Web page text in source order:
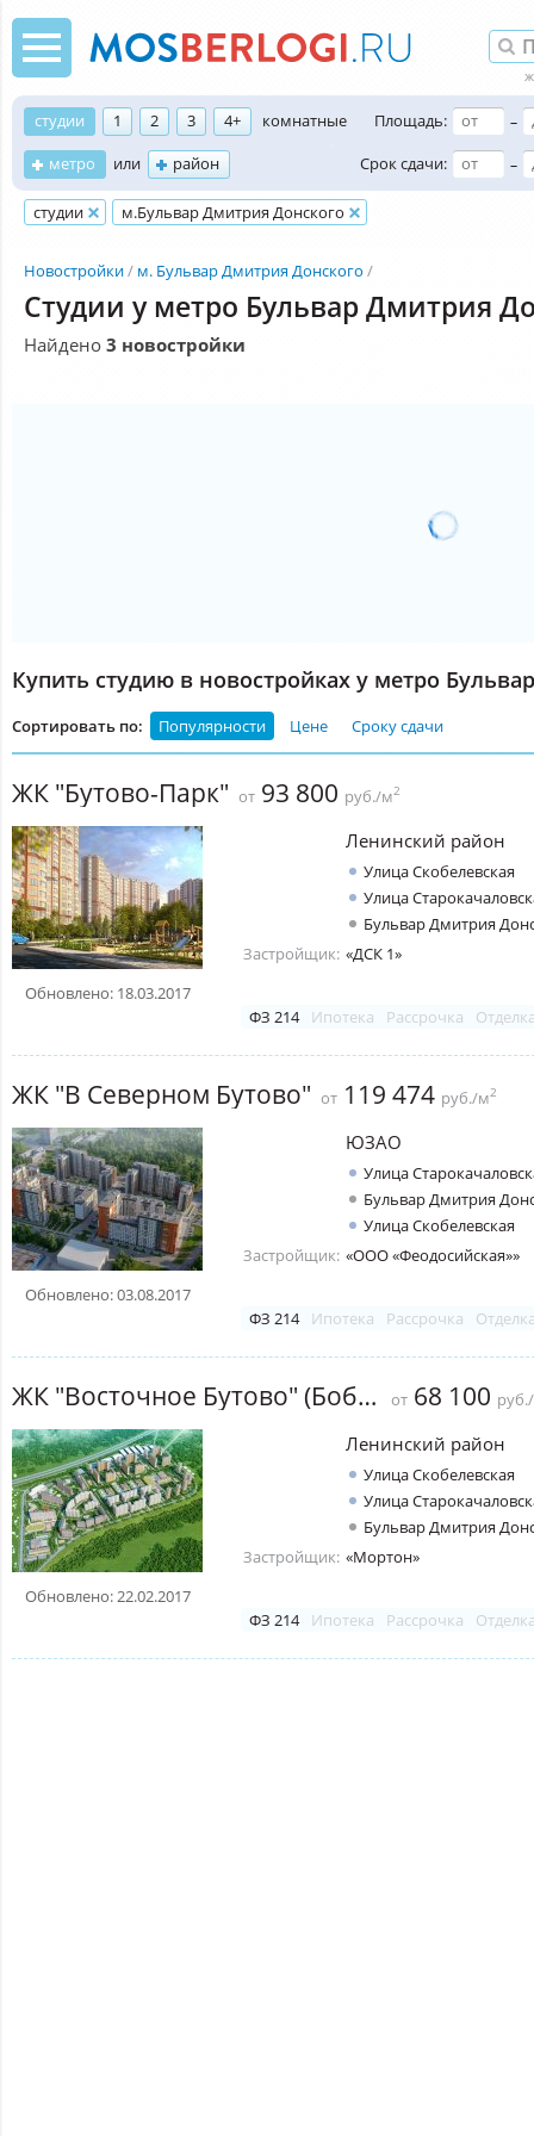
студии 1 2 3 4+
комнатные
метро
или район
Площадь:
–
Срок сдачи:
–
студии м.Бульвар Дмитрия Донского
Новостройки м. Бульвар Дмитрия Донского
Студии у метро Бульвар Дмитрия
Найдено 3 новостройки
Купить студию в новостройках у метро
Сортировать по: Популярности Цене Сроку сдачи
ЖК "Бутово-Парк" от 93 800 руб./м2
Обновлено: 18.03.2017
Ленинский район
Улица Скобелевская
Улица
Бульвар Дмитрия
Застройщик: «ДСК 1»
ФЗ 214 Ипотека Рассрочка
ЖК "В Северном Бутово" от 119 474 руб./м2
Обновлено: 03.08.2017
ЮЗАО
Улица
Бульвар Дмитрия
Улица Скобелевская
Застройщик: «ООО «Феодосийская»»
ФЗ 214 Ипотека Рассрочка
ЖК "Восточное Бутово" (Боброво) от 68 100
Обновлено: 22.02.2017
Ленинский район
Улица Скобелевская
Улица
Бульвар Дмитрия
Застройщик: «Мортон»
ФЗ 214 Ипотека Рассрочка